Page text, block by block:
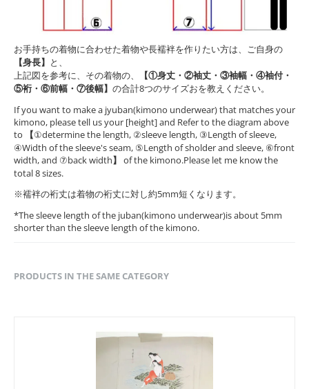
お手持ちの着物に合わせた着物や長襦袢を作りたい方は、ご自身の
【身長】 と、
上記図を参考に、その着物の、
【①身丈・②袖丈・③袖幅・④袖付・
⑤裄・⑥前幅・⑦後幅】 の合計8つのサイズおを教えください。
If you want to make a jyuban(kimono underwear) that matches your
kimono, please tell us your [height] and Refer to the diagram above
to
【①determine the length, ②sleeve length, ③Length of sleeve,
④Width of the sleeve's seam, ⑤Length of sholder and sleeve, ⑥front
width, and ⑦back width】 of the kimono.Please let me know the
total 8 sizes.
※襦袢の裄丈は着物の裄丈に対し約5mm短くなります。
*The sleeve length of the juban(kimono underwear)is about 5mm
shorter than the sleeve length of the kimono.
PRODUCTS IN THE SAME CATEGORY